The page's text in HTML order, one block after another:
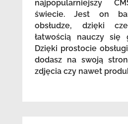
najpopularniejszy
świecie. Jest on
obsłudze, dzięki
łatwością nauczy się
Dzięki prostocie
dodasz na swoją
zdjęcia czy nawet